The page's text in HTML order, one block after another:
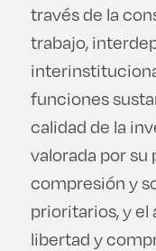
través de la
trabajo,
funciones
calidad de la
valorada por
compresión y
prioritarios, y
libertad y